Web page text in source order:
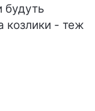
будуть
козлики - теж